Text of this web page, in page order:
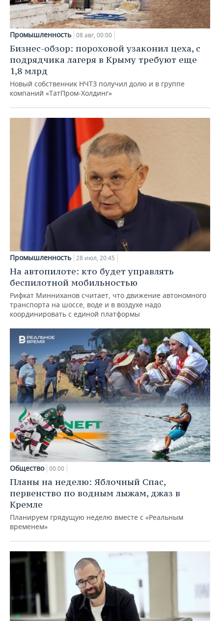
Промышленность 08 авг, 00:00
Бизнес-обзор: пороховой узаконил цеха, с
подрядчика лагеря в Крыму требуют еще
1,8 млрд
Новый собственник НЧТЗ получил долю и в группе
компаний «ТатПром-Холдинг»
Промышленность 28 июл, 20:45
На автопилоте: кто будет управлять
беспилотной мобильностью
Рифкат Минниханов считает, что движение автономного
транспорта на шоссе, воде и в воздухе надо
координировать с единой платформы
Общество 00:00
Планы на неделю: Яблочный Спас,
первенство по водным лыжам, джаз в
Кремле
Планируем грядущую неделю вместе с «Реальным
временем»